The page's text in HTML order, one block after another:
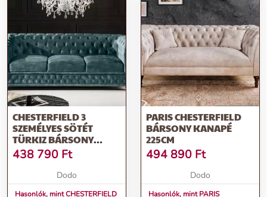
CHESTERFIELD 3
SZEMÉLYES SÖTÉT
TÜRKIZ BÁRSONY
KANAPÉ
438 790 Ft
Dodo
Hasonlók, mint CHESTERFIELD
PARIS CHESTERFIELD
BÁRSONY KANAPÉ
225CM
494 890 Ft
Dodo
Hasonlók, mint PARIS